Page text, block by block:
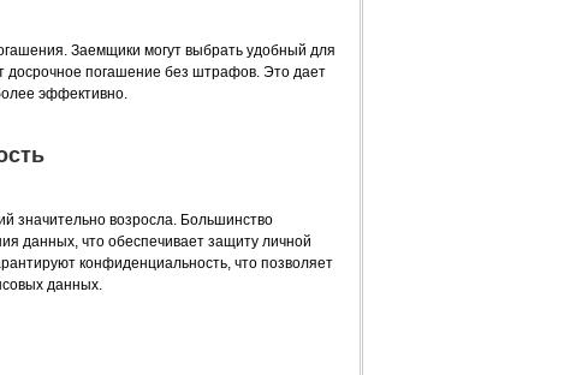
Заемщики могут выбрать удобный для
досрочное погашение без штрафов. Это дает
эффективно.
значительно возросла. Большинство
данных, что обеспечивает защиту личной
конфиденциальность, что позволяет
данных.